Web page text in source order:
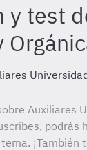
y test
Auxiliares
podrás
¡También